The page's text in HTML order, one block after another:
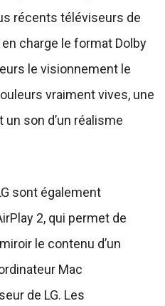
récents téléviseurs de
charge le format Dolby
le visionnement le
vraiment vives, une
son d’un réalisme
sont également
2, qui permet de
le contenu d’un
Mac
de LG. Les